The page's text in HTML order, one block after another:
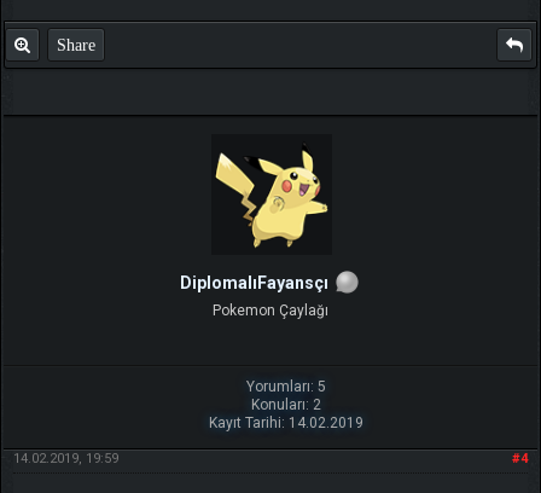
Share
DiplomalıFayansçı
Pokemon Çaylağı
Yorumları: 5
Konuları: 2
Kayıt Tarihi: 14.02.2019
#4
14.02.2019, 19:59